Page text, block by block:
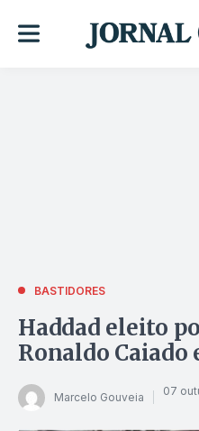
BASTIDORES
Haddad eleito
Ronaldo
Marcelo Gouveia 07